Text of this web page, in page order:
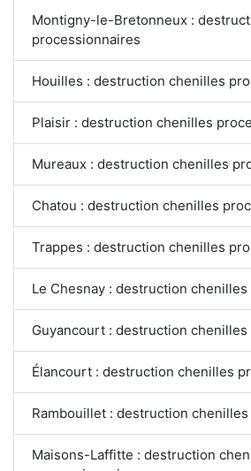
Montigny-le-Bretonneux :
processionnaires
Houilles : destruction chenilles
Plaisir : destruction chenilles
Mureaux : destruction chenilles
Chatou : destruction chenilles
Trappes : destruction chenilles
Le Chesnay : destruction
Guyancourt : destruction
Élancourt : destruction chenilles
Rambouillet : destruction
Maisons-Laffitte : destruction